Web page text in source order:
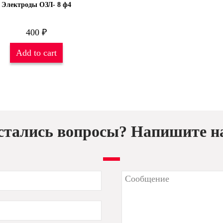
Электроды ОЗЛ- 8 ф4
400 ₽
Add to cart
вопросы? Напишите